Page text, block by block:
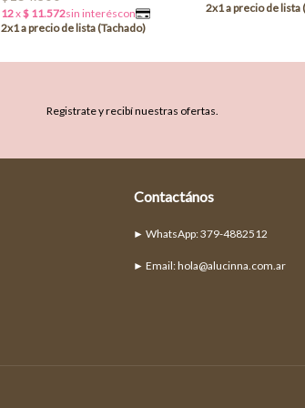
Registrate y recibí nuestras ofertas.
Contactános
► Email:hola@alucinna.com.ar